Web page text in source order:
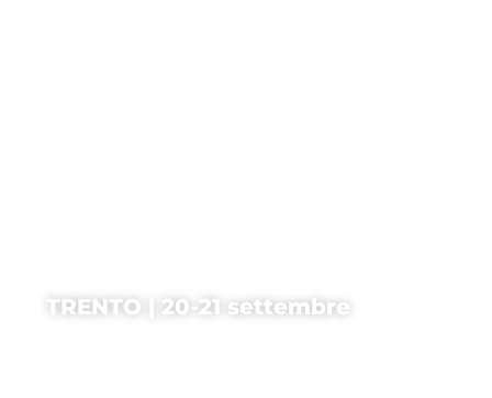
TRENTO | 20-21 settembre